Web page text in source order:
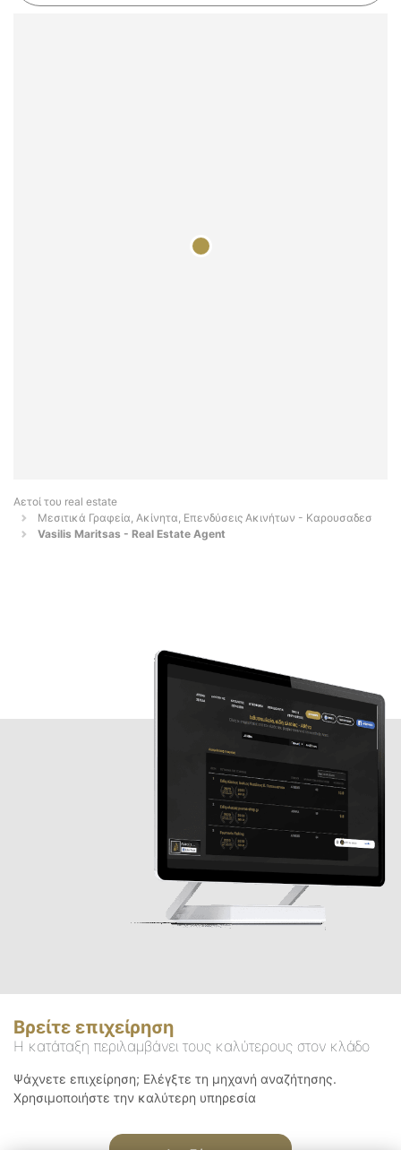
Αετοί του real estate
Μεσιτικά Γραφεία, Ακίνητα, Επενδύσεις Ακινήτων - Καρουσαδεσ
Vasilis Maritsas - Real Estate Agent
Βρείτε επιχείρηση
Η κατάταξη περιλαμβάνει τους καλύτερους στον κλάδο
Ψάχνετε επιχείρηση; Ελέγξτε τη μηχανή αναζήτησης.
Χρησιμοποιήστε την καλύτερη υπηρεσία